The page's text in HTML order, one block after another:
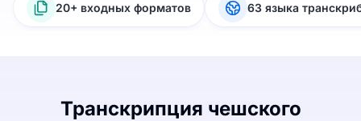
20+ входных форматов 63 языка
Транскрипция чешского